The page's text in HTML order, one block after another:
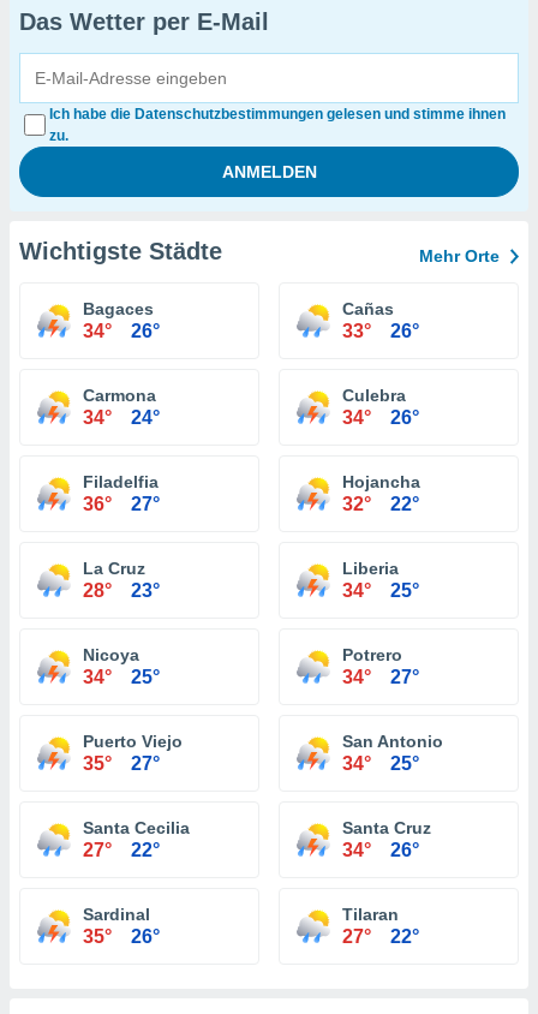
Das Wetter per E-Mail
Ich habe die Datenschutzbestimmungen gelesen und stimme ihnen
zu.
Wichtigste Städte Mehr Orte
Bagaces
34° 26°
Cañas
33° 26°
Carmona
34° 24°
Culebra
34° 26°
Filadelfia
36° 27°
Hojancha
32° 22°
La Cruz
28° 23°
Liberia
34° 25°
Nicoya
34° 25°
Potrero
34° 27°
Puerto Viejo
35° 27°
San Antonio
34° 25°
Santa Cecilia
27° 22°
Santa Cruz
34° 26°
Sardinal
35° 26°
Tilaran
27° 22°